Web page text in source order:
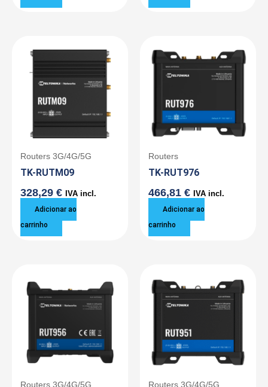
Routers 3G/4G/5G
TK-RUTM09
328,29 € IVA incl.
Adicionar ao
carrinho
Routers
TK-RUT976
466,81 € IVA incl.
Adicionar ao
carrinho
Routers 3G/4G/5G Routers 3G/4G/5G